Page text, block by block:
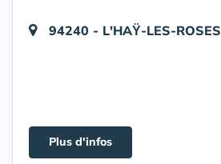
94240 - L'HAŸ-LES-ROSES
Plus d'infos